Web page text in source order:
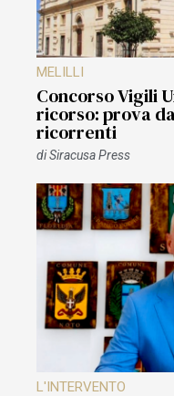
MELILLI
Concorso Vigili
ricorso: prova
ricorrenti
diSiracusa Press
L'INTERVENTO